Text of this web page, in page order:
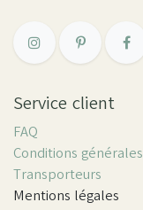
Service client
FAQ
Conditions générales
Transporteurs
Mentions légales